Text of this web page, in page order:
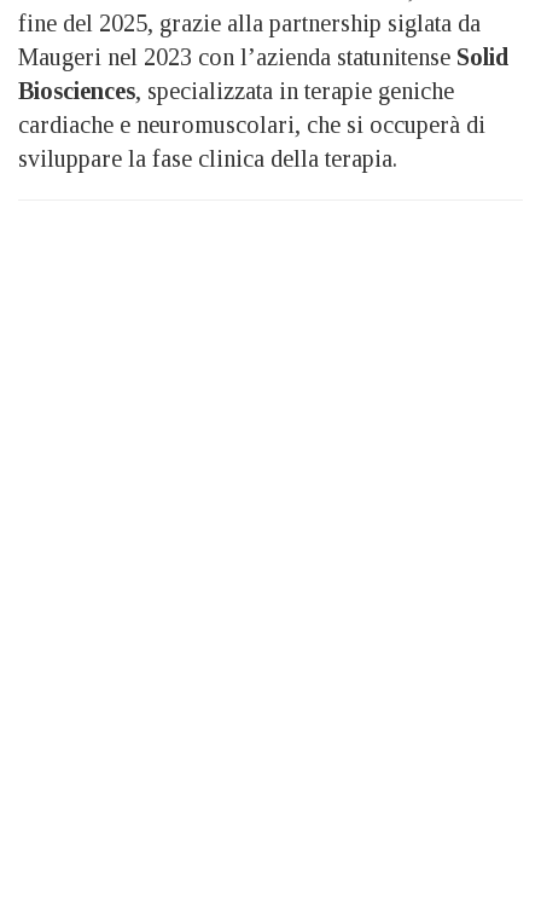
fine del 2025, grazie alla partnership siglata da
Maugeri nel 2023 con l’azienda statunitense Solid
Biosciences, specializzata in terapie geniche
cardiache e neuromuscolari, che si occuperà di
sviluppare la fase clinica della terapia.